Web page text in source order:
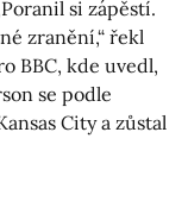
si zápěstí.
zranění,“ řekl
BBC, kde uvedl,
se podle
City a zůstal